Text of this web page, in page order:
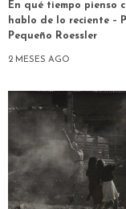
En qué tiempo pienso
hablo de lo reciente –
Pequeño Roessler
2 MESES AGO